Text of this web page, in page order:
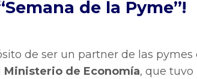
de la Pyme”!
de ser un partner de las
Ministerio de Economía, que